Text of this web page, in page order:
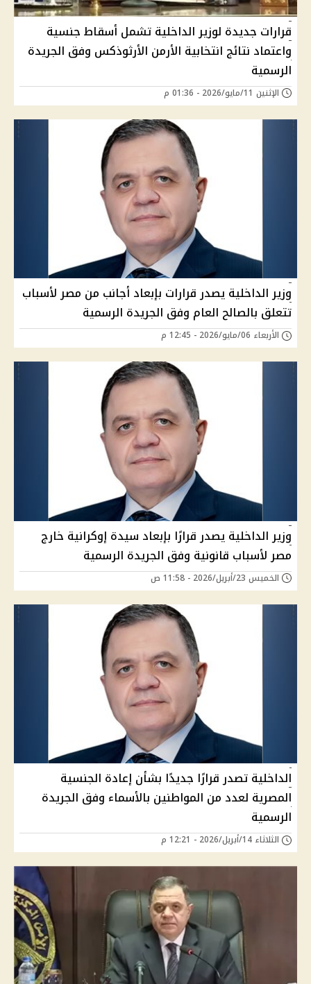
قرارات جديدة لوزير الداخلية تشمل أسقاط جنسية
واعتماد نتائج انتخابية الأرمن الأرثوذكس وفق الجريدة
الرسمية
الإثنين 11/مايو/2026 - 01:36 م
وزير الداخلية يصدر قرارات بإبعاد أجانب من مصر لأسباب
تتعلق بالصالح العام وفق الجريدة الرسمية
الأربعاء 06/مايو/2026 - 12:45 م
وزير الداخلية يصدر قرارًا بإبعاد سيدة إوكرانية خارج
مصر لأسباب قانونية وفق الجريدة الرسمية
الخميس 23/أبريل/2026 - 11:58 ص
الداخلية تصدر قرارًا جديدًا بشأن إعادة الجنسية
المصرية لعدد من المواطنين بالأسماء وفق الجريدة
الرسمية
الثلاثاء 14/أبريل/2026 - 12:21 م